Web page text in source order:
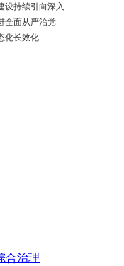
设持续引向深入
全面从严治党
化长效化